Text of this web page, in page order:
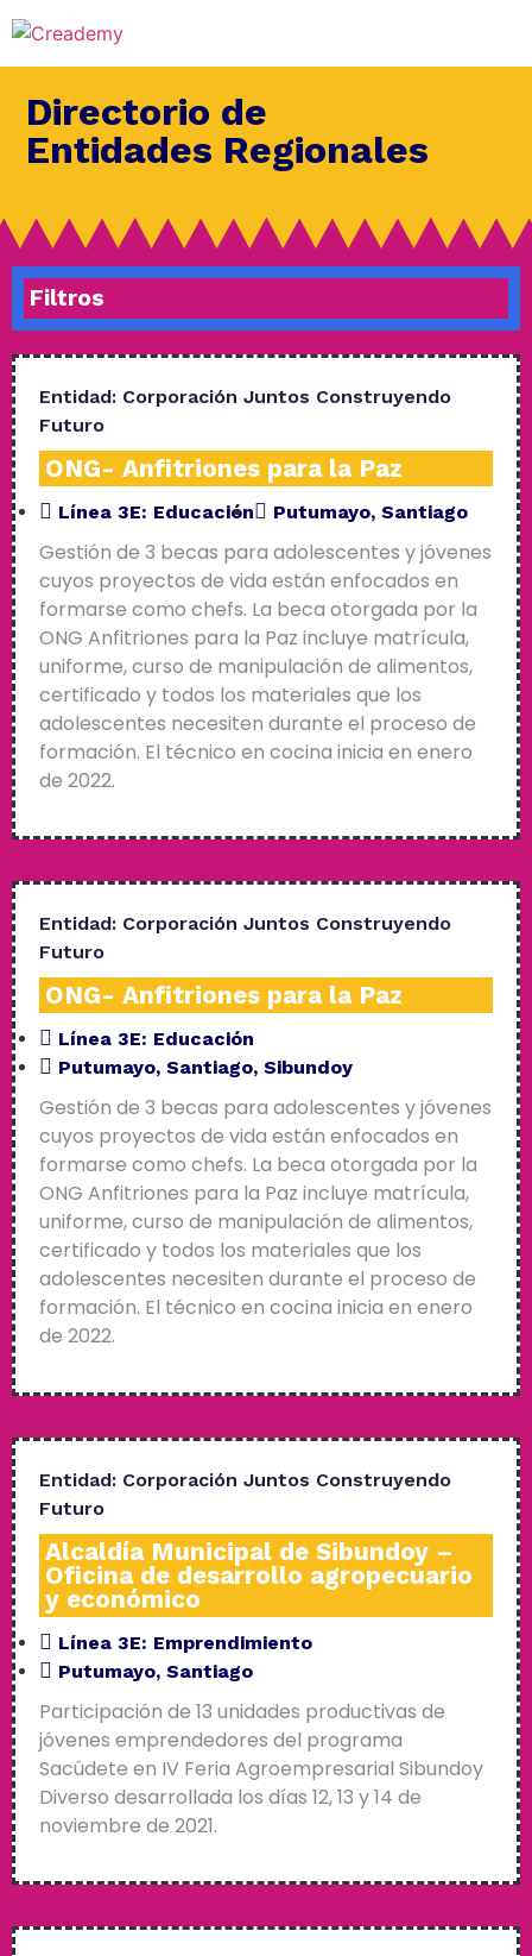
Directorio de
Entidades Regionales
Filtros
Entidad: Corporación Juntos Construyendo
Futuro
ONG- Anfitriones para la Paz
Línea 3E: Educación Putumayo, Santiago
Gestión de 3 becas para adolescentes y jóvenes
cuyos proyectos de vida están enfocados en
formarse como chefs. La beca otorgada por la
ONG Anfitriones para la Paz incluye matrícula,
uniforme, curso de manipulación de alimentos,
certificado y todos los materiales que los
adolescentes necesiten durante el proceso de
formación. El técnico en cocina inicia en enero
de 2022.
Entidad: Corporación Juntos Construyendo
Futuro
ONG- Anfitriones para la Paz
Línea 3E: Educación
Putumayo, Santiago, Sibundoy
Gestión de 3 becas para adolescentes y jóvenes
cuyos proyectos de vida están enfocados en
formarse como chefs. La beca otorgada por la
ONG Anfitriones para la Paz incluye matrícula,
uniforme, curso de manipulación de alimentos,
certificado y todos los materiales que los
adolescentes necesiten durante el proceso de
formación. El técnico en cocina inicia en enero
de 2022.
Entidad: Corporación Juntos Construyendo
Futuro
Alcaldía Municipal de Sibundoy –
Oficina de desarrollo agropecuario
y económico
Línea 3E: Emprendimiento
Putumayo, Santiago
Participación de 13 unidades productivas de
jóvenes emprendedores del programa
Sacúdete en IV Feria Agroempresarial Sibundoy
Diverso desarrollada los días 12, 13 y 14 de
noviembre de 2021.